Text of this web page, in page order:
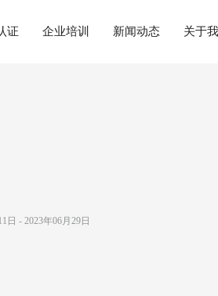
证 企业培训 新闻动态 关于
日 - 2023年06月29日